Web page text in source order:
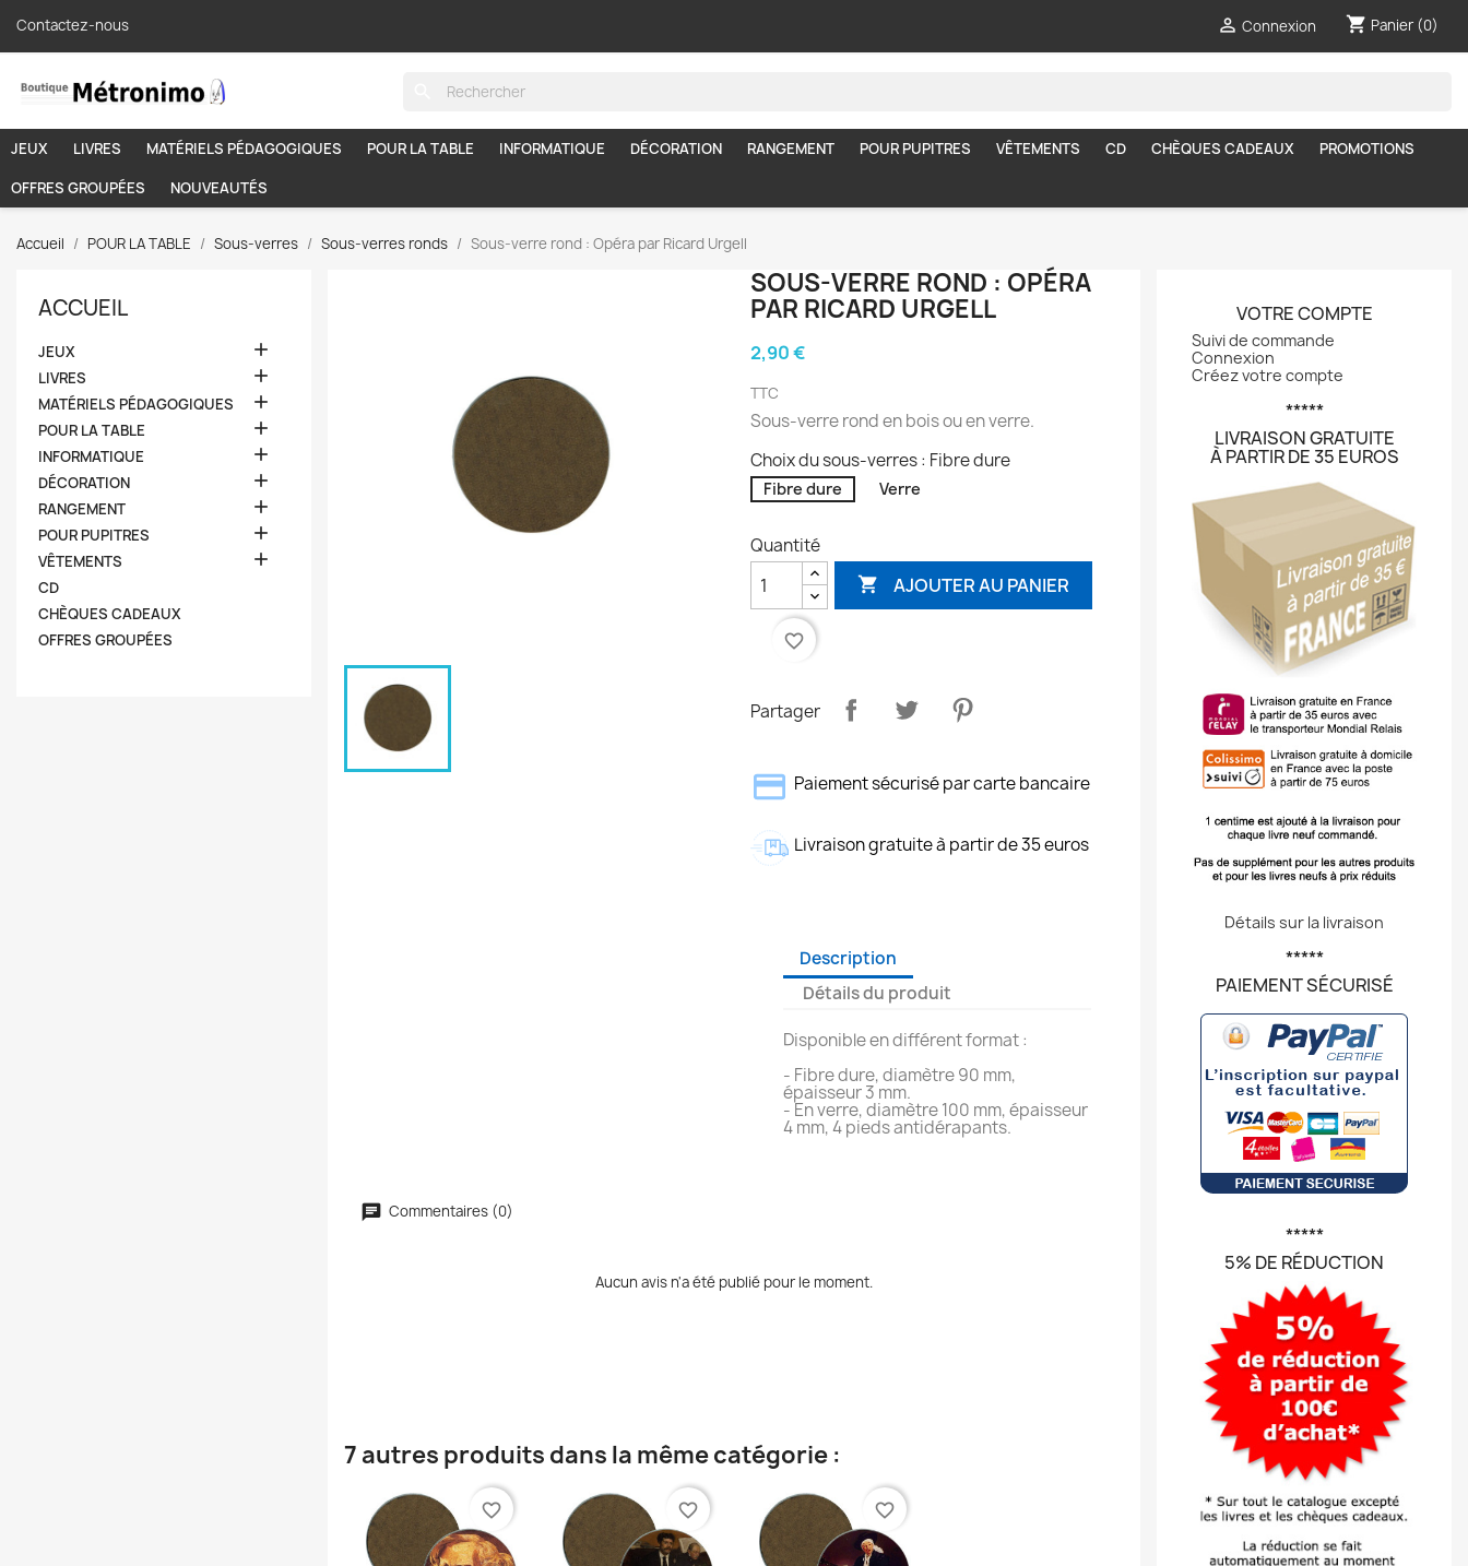
Contactez-nous  Connexion shopping_cart Panier (0)
JEUX LIVRES MATÉRIELS PÉDAGOGIQUES POUR LA TABLE INFORMATIQUE DÉCORATION RANGEMENT POUR PUPITRES VÊTEMENTS CD CHÈQUES CADEAUX
PROMOTIONS
OFFRES GROUPÉES
NOUVEAUTÉS
Accueil POUR LA TABLE Sous-verres Sous-verres ronds Sous-verre rond : Opéra par Ricard Urgell
ACCUEIL
JEUX 
LIVRES 
MATÉRIELS PÉDAGOGIQUES 
POUR LA TABLE 
INFORMATIQUE 
DÉCORATION 
RANGEMENT 
POUR PUPITRES 
VÊTEMENTS 
CD
CHÈQUES CADEAUX
OFFRES GROUPÉES
SOUS-VERRE ROND : OPÉRA
PAR RICARD URGELL
2,90 €
TTC
Sous-verre rond en bois ou en verre.
Choix du sous-verres : Fibre dure
Fibre dure Verre
Quantité
 AJOUTER AU PANIER
favorite_border
Partager
Paiement sécurisé par carte bancaire
Livraison gratuite à partir de 35 euros
Description
Détails du produit
Disponible en différent format :
- Fibre dure, diamètre 90 mm,
épaisseur 3 mm.
- En verre, diamètre 100 mm, épaisseur
4 mm, 4 pieds antidérapants.
Commentaires (0)
Aucun avis n'a été publié pour le moment.
7 autres produits dans la même catégorie :
favorite_border favorite_border favorite_border
VOTRE COMPTE
Suivi de commande
Connexion
Créez votre compte
*****
LIVRAISON GRATUITE
À PARTIR DE 35 EUROS
Détails sur la livraison
*****
PAIEMENT SÉCURISÉ
*****
5% DE RÉDUCTION